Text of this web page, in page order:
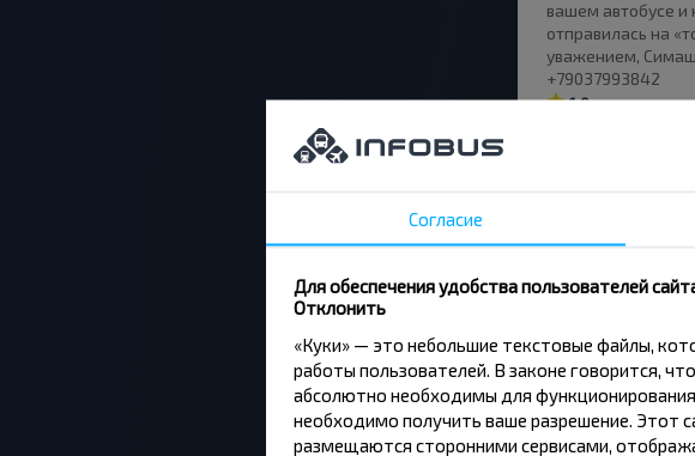
вашем автобусе и
отправилась на
уважением,
+79037993842
1,0
Согласие
Для обеспечения удобства пользователей
Отклонить
«Куки» — это небольшие текстовые файлы,
работы пользователей. В законе говорится,
абсолютно необходимы для
необходимо получить ваше разрешение. Этот
размещаются сторонними сервисами,